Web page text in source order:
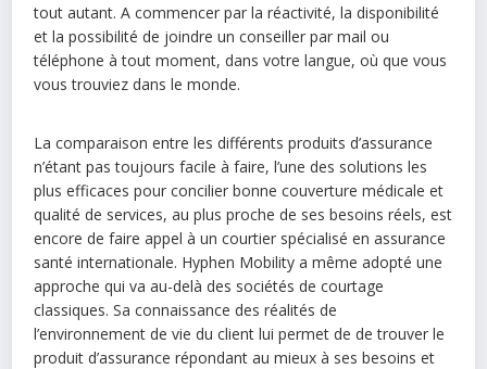
tout autant. A commencer par la réactivité, la disponibilité
et la possibilité de joindre un conseiller par mail ou
téléphone à tout moment, dans votre langue, où que vous
vous trouviez dans le monde.
La comparaison entre les différents produits d’assurance
n’étant pas toujours facile à faire, l’une des solutions les
plus efficaces pour concilier bonne couverture médicale et
qualité de services, au plus proche de ses besoins réels, est
encore de faire appel à un courtier spécialisé en assurance
santé internationale. Hyphen Mobility a même adopté une
approche qui va au-delà des sociétés de courtage
classiques. Sa connaissance des réalités de
l’environnement de vie du client lui permet de de trouver le
produit d’assurance répondant au mieux à ses besoins et